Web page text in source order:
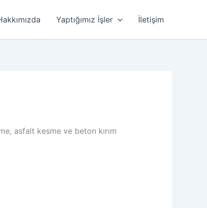
Yaptığımız İşler İletişim
asfalt kesme ve beton kırım